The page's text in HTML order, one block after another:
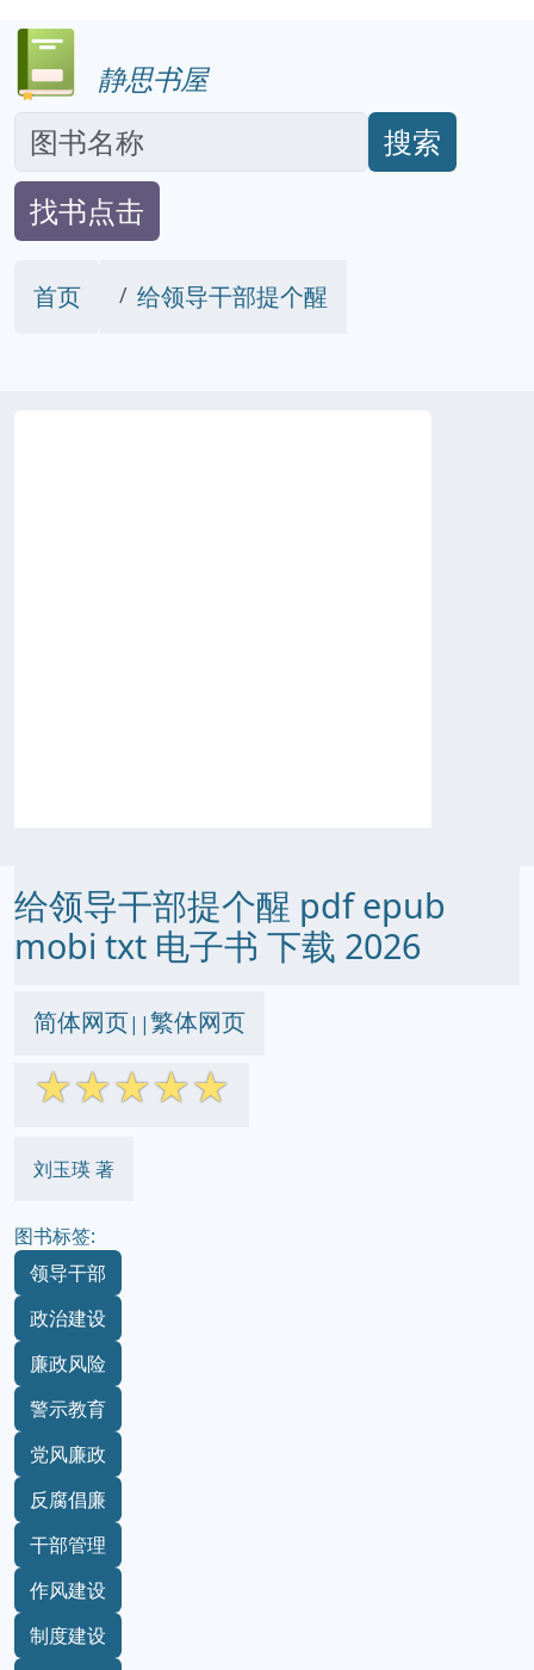
静思书屋
搜索
找书点击
首页 给领导干部提个醒
给领导干部提个醒 pdf epub
mobi txt 电子书 下载 2026
简体网页||繁体网页
☆☆☆☆☆
刘玉瑛 著
图书标签:
领导干部
政治建设
廉政风险
警示教育
党风廉政
反腐倡廉
干部管理
作风建设
制度建设